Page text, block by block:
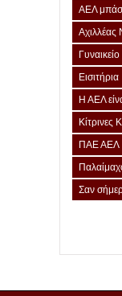
ΑΕΛ
Αχιλλέας
Εισιτήρια
Η ΑΕΛ
Κίτρινες
ΠΑΕ ΑΕΛ
Σαν